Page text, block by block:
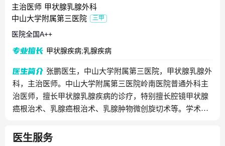
主治医师 甲状腺乳腺外科
中山大学附属第三医院
三甲
医院全国A++
甲状腺疾病;乳腺疾病
张鹏医生，中山大学附属第三医院，甲状腺乳腺外
科，主治医师。中山大学附属第三医院岭南医院普通外科主
治医师，擅长甲状腺乳腺疾病的诊疗，特别擅长腔镜甲状腺
癌根治术、乳腺癌根治术、乳腺肿物微创旋切术等。学术任
协会会员、广东省器官医学与技术学会甲状腺多学科诊疗分
医生服务